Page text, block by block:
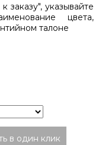
заказу", указывайте
цвета,
талоне
в один клик